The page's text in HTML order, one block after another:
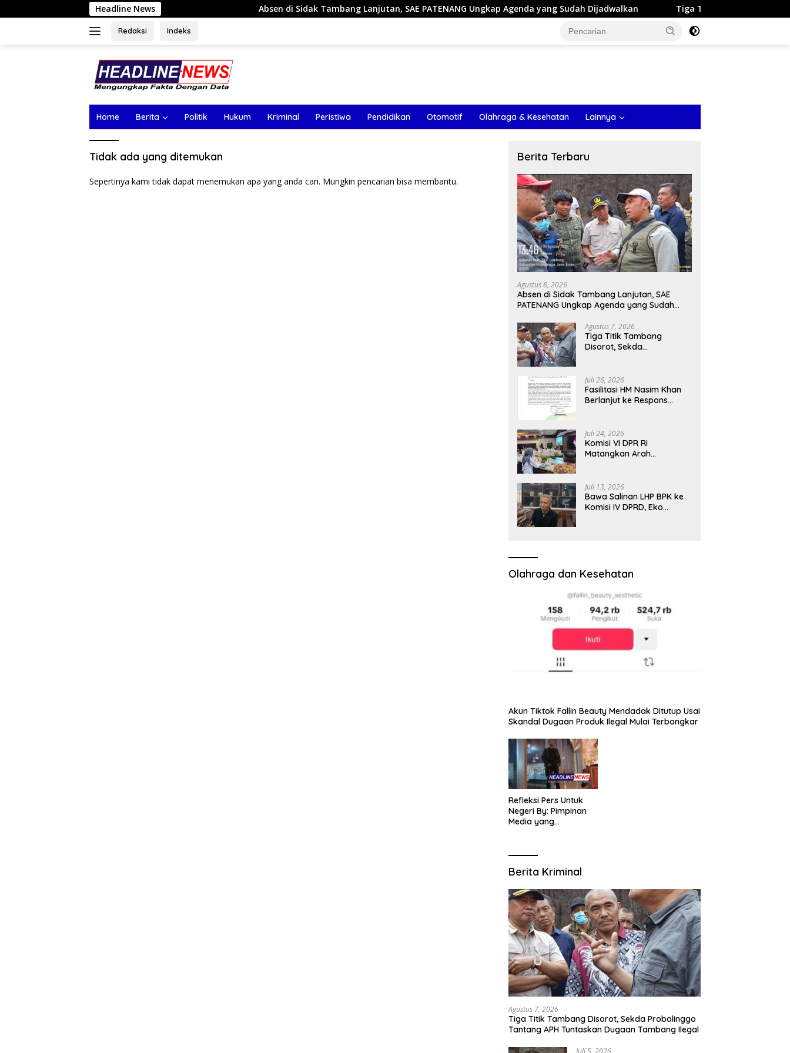
ke
Headline News Absen di Sidak Tambang Lanjutan, SAE PATENANG Ungkap Agenda yang Sudah Dijadwalkan Tiga Titik Tambang Disorot, Sekda
Redaksi Indeks
Home Berita Politik Hukum Kriminal Peristiwa Pendidikan Otomotif Olahraga & Kesehatan Lainnya
Tidak ada yang ditemukan
Sepertinya kami tidak dapat menemukan apa yang anda cari. Mungkin pencarian bisa membantu.
Berita Terbaru
Agustus 8, 2026
Absen di Sidak Tambang Lanjutan, SAE
PATENANG Ungkap Agenda yang Sudah
Agustus 7, 2026
Tiga Titik Tambang
Disorot, Sekda
Tambang Ilegal
Juli 26, 2026
Fasilitasi HM Nasim Khan
Berlanjut ke Respons
Tahap Pembahasan
Dijajaran Direksi
Juli 24, 2026
Komisi VI DPR RI
Matangkan Arah
Tekankan Sinergi Nasional
Juli 13, 2026
Bawa Salinan LHP BPK ke
Komisi IV DPRD, Eko
Olahraga dan Kesehatan
Akun Tiktok Fallin Beauty Mendadak Ditutup Usai
Skandal Dugaan Produk Ilegal Mulai Terbongkar
Refleksi Pers Untuk
Negeri By: Pimpinan
Media yang
MULTIMEDIA
Berita Kriminal
Agustus 7, 2026
Tiga Titik Tambang Disorot, Sekda Probolinggo
Tantang APH Tuntaskan Dugaan Tambang Ilegal